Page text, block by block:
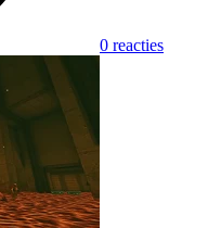
0 reacties